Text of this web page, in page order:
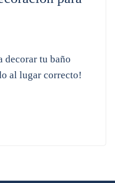
decorar tu baño
al lugar correcto!